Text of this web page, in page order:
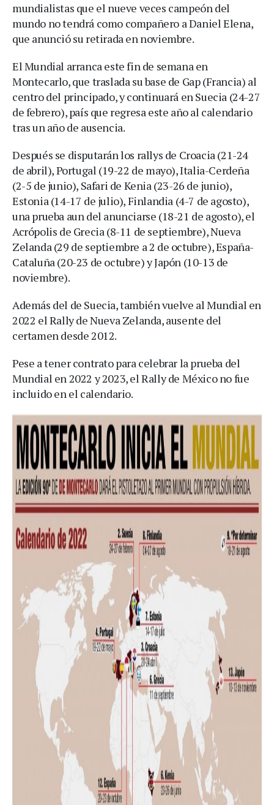
mundialistas que el nueve veces campeón del
mundo no tendrá como compañero a Daniel Elena,
que anunció su retirada en noviembre.
El Mundial arranca este fin de semana en
Montecarlo, que traslada su base de Gap (Francia) al
centro del principado, y continuará en Suecia (24-27
de febrero), país que regresa este año al calendario
tras un año de ausencia.
Después se disputarán los rallys de Croacia (21-24
de abril), Portugal (19-22 de mayo), Italia-Cerdeña
(2-5 de junio), Safari de Kenia (23-26 de junio),
Estonia (14-17 de julio), Finlandia (4-7 de agosto),
una prueba aun del anunciarse (18-21 de agosto), el
Acrópolis de Grecia (8-11 de septiembre), Nueva
Zelanda (29 de septiembre a 2 de octubre), España-
Cataluña (20-23 de octubre) y Japón (10-13 de
noviembre).
Además del de Suecia, también vuelve al Mundial en
2022 el Rally de Nueva Zelanda, ausente del
certamen desde 2012.
Pese a tener contrato para celebrar la prueba del
Mundial en 2022 y 2023, el Rally de México no fue
incluido en el calendario.